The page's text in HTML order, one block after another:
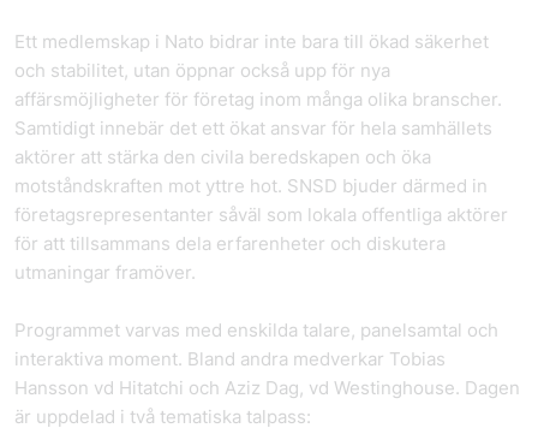
Ett medlemskap i Nato bidrar inte bara till ökad säkerhet
och stabilitet, utan öppnar också upp för nya
affärsmöjligheter för företag inom många olika branscher.
Samtidigt innebär det ett ökat ansvar för hela samhällets
aktörer att stärka den civila beredskapen och öka
motståndskraften mot yttre hot. SNSD bjuder därmed in
företagsrepresentanter såväl som lokala offentliga aktörer
för att tillsammans dela erfarenheter och diskutera
utmaningar framöver.
Programmet varvas med enskilda talare, panelsamtal och
interaktiva moment. Bland andra medverkar Tobias
Hansson vd Hitatchi och Aziz Dag, vd Westinghouse. Dagen
är uppdelad i två tematiska talpass: